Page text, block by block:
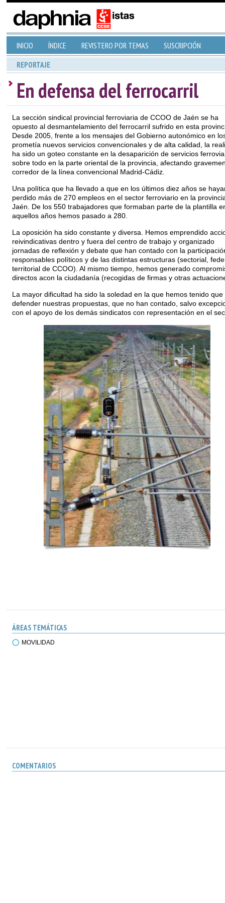
INICIO ÍNDICE REVISTERO POR TEMAS SUSCRIPCIÓN
REPORTAJE
En defensa del ferrocarril
La sección sindical provincial ferroviaria de CCOO de Jaén se ha
opuesto al desmantelamiento del ferrocarril sufrido en esta
Desde 2005, frente a los mensajes del Gobierno autonómico en
prometía nuevos servicios convencionales y de alta calidad, la
ha sido un goteo constante en la desaparición de servicios
sobre todo en la parte oriental de la provincia, afectando
corredor de la línea convencional Madrid-Cádiz.
Una política que ha llevado a que en los últimos diez años se
perdido más de 270 empleos en el sector ferroviario en la
Jaén. De los 550 trabajadores que formaban parte de la plantilla
aquellos años hemos pasado a 280.
La oposición ha sido constante y diversa. Hemos emprendido
reivindicativas dentro y fuera del centro de trabajo y organizado
jornadas de reflexión y debate que han contado con la
responsables políticos y de las distintas estructuras (sectorial,
territorial de CCOO). Al mismo tiempo, hemos generado
directos acon la ciudadanía (recogidas de firmas y otras
La mayor dificultad ha sido la soledad en la que hemos tenido que
defender nuestras propuestas, que no han contado, salvo
con el apoyo de los demás sindicatos con representación en el
ÁREAS TEMÁTICAS
MOVILIDAD
COMENTARIOS